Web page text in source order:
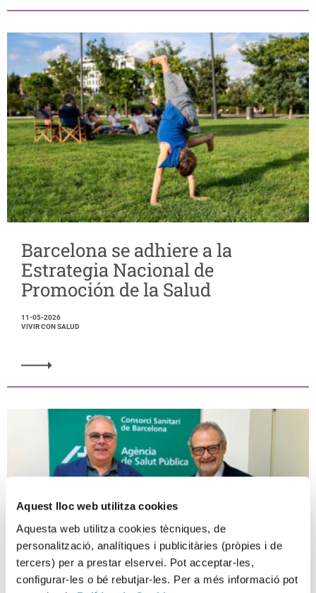
Aquest lloc web utilitza cookies
Aquesta web utilitza cookies tècniques, de
personalització, analítiques i publicitàries (pròpies i de
tercers) per a prestar elservei. Pot acceptar-les,
configurar-les o bé rebutjar-les. Per a més informació pot
Barcelona se adhiere a la
Estrategia Nacional de
Promoción de la Salud
11-05-2026
VIVIR CON SALUD